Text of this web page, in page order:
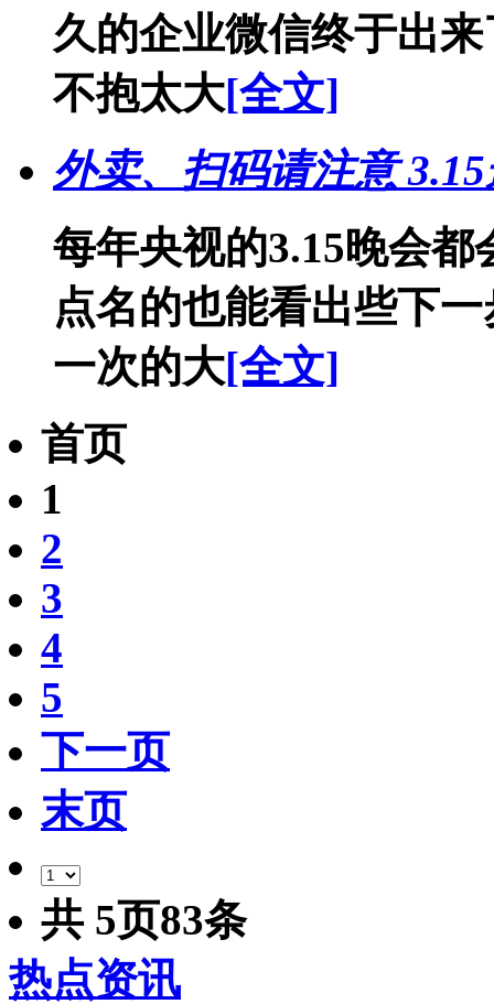
久的企业微信终于出
不抱太大[全文]
外卖、扫码请注意
每年央视的3.15晚会
点名的也能看出些下
一次的大[全文]
首页
1
2
3
4
5
下一页
末页
共 5页83条
热点资讯